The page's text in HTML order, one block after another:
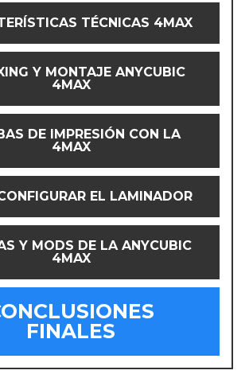
TÉCNICAS 4MAX
Y MONTAJE ANYCUBIC
4MAX
DE IMPRESIÓN CON LA
4MAX
EL LAMINADOR
Y MODS DE LA ANYCUBIC
4MAX
FINALES